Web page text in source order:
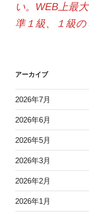
い。WEB上最
準１級、１級の
アーカイブ
2026年7月
2026年6月
2026年5月
2026年3月
2026年2月
2026年1月